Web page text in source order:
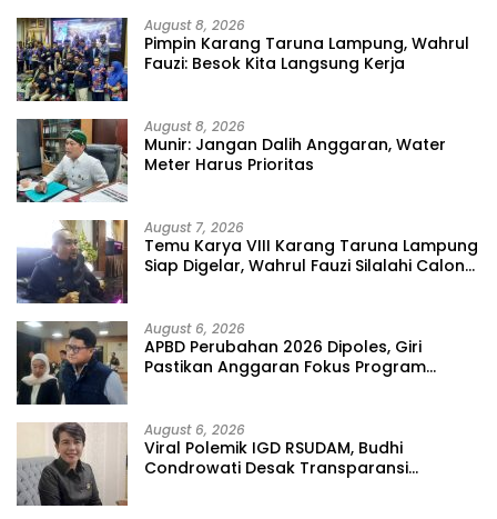
August 8, 2026
Pimpin Karang Taruna Lampung, Wahrul
Fauzi: Besok Kita Langsung Kerja
August 8, 2026
Munir: Jangan Dalih Anggaran, Water
Meter Harus Prioritas
August 7, 2026
Temu Karya VIII Karang Taruna Lampung
Siap Digelar, Wahrul Fauzi Silalahi Calon
August 6, 2026
APBD Perubahan 2026 Dipoles, Giri
Pastikan Anggaran Fokus Program
August 6, 2026
Viral Polemik IGD RSUDAM, Budhi
Condrowati Desak Transparansi